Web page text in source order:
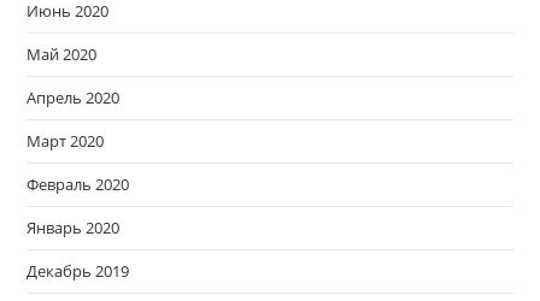
Июнь 2020
Май 2020
Апрель 2020
Март 2020
Февраль 2020
Январь 2020
Декабрь 2019